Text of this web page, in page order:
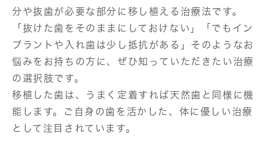
分や抜歯が必要な部分に移し植える治療法です。
「抜けた歯をそのままにしておけない」「でもイン
プラントや入れ歯は少し抵抗がある」そのようなお
悩みをお持ちの方に、ぜひ知っていただきたい治療
の選択肢です。
移植した歯は、うまく定着すれば天然歯と同様に機
能します。ご自身の歯を活かした、体に優しい治療
として注目されています。